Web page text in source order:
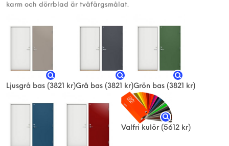
karm och dörrblad är tvåfärgsmålat.
Ljusgrå bas (3821 kr)Grå bas (3821 kr)Grön bas (3821 kr)
Valfri kulör(5612 kr)